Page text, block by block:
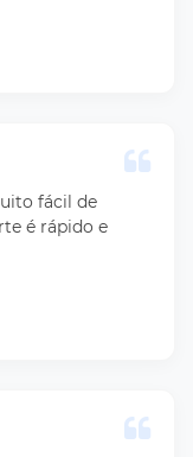
fácil de
é rápido e